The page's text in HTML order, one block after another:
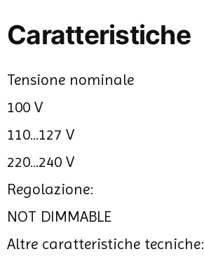
Caratteristiche
Tensione nominale
100 V
110...127 V
220...240 V
Regolazione:
NOT DIMMABLE
Altre caratteristiche tecniche: